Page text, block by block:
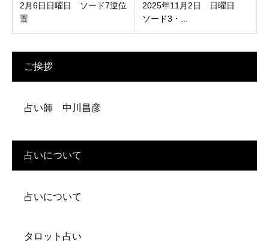
2月6日日曜日 ソード7逆位
置
2025年11月2日 日曜日
ソード3・...
ご挨拶
占い師 中川昌彦
占いについて
占いについて
タロット占い